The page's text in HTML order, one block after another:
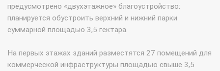
предусмотрено «двухэтажное» благоустройство:
планируется обустроить верхний и нижний парки
суммарной площадью 3,5 гектара.
На первых этажах зданий разместятся 27 помещений для
коммерческой инфраструктуры площадью свыше 3,5